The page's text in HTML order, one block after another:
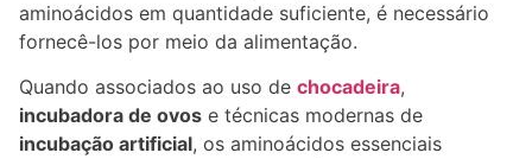
aminoácidos em quantidade suficiente, é necessário
fornecê-los por meio da alimentação.
Quando associados ao uso de chocadeira,
incubadora de ovos e técnicas modernas de
incubação artificial, os aminoácidos essenciais